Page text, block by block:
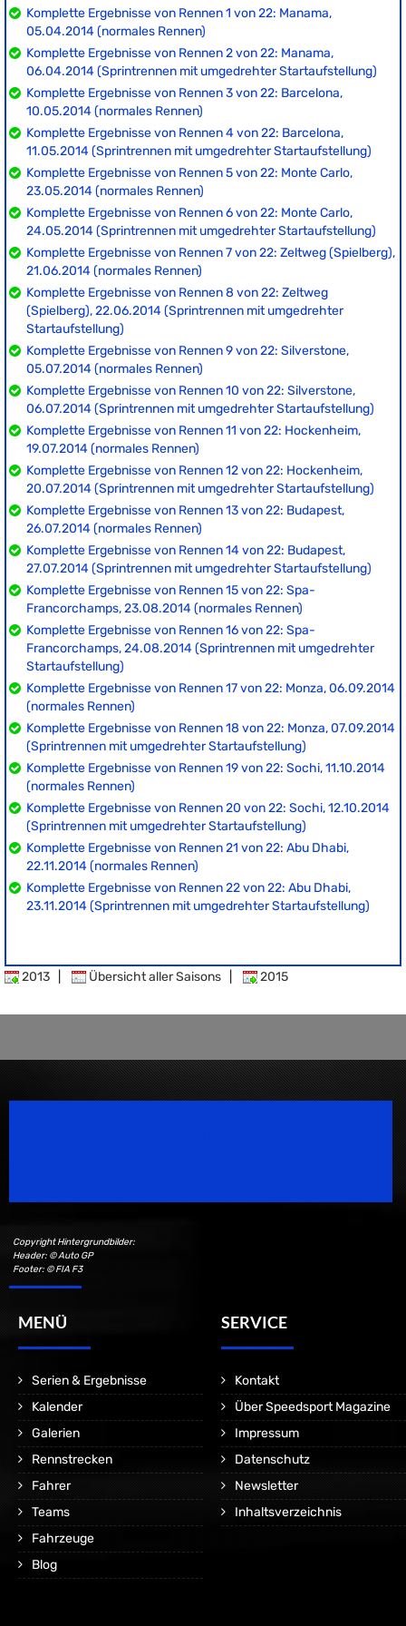
Komplette Ergebnisse von Rennen 1 von 22: Manama,
05.04.2014 (normales Rennen)
Komplette Ergebnisse von Rennen 2 von 22: Manama,
06.04.2014 (Sprintrennen mit umgedrehter Startaufstellung)
Komplette Ergebnisse von Rennen 3 von 22: Barcelona,
10.05.2014 (normales Rennen)
Komplette Ergebnisse von Rennen 4 von 22: Barcelona,
11.05.2014 (Sprintrennen mit umgedrehter Startaufstellung)
Komplette Ergebnisse von Rennen 5 von 22: Monte Carlo,
23.05.2014 (normales Rennen)
Komplette Ergebnisse von Rennen 6 von 22: Monte Carlo,
24.05.2014 (Sprintrennen mit umgedrehter Startaufstellung)
Komplette Ergebnisse von Rennen 7 von 22: Zeltweg (Spielberg),
21.06.2014 (normales Rennen)
Komplette Ergebnisse von Rennen 8 von 22: Zeltweg
(Spielberg), 22.06.2014 (Sprintrennen mit umgedrehter
Startaufstellung)
Komplette Ergebnisse von Rennen 9 von 22: Silverstone,
05.07.2014 (normales Rennen)
Komplette Ergebnisse von Rennen 10 von 22: Silverstone,
06.07.2014 (Sprintrennen mit umgedrehter Startaufstellung)
Komplette Ergebnisse von Rennen 11 von 22: Hockenheim,
19.07.2014 (normales Rennen)
Komplette Ergebnisse von Rennen 12 von 22: Hockenheim,
20.07.2014 (Sprintrennen mit umgedrehter Startaufstellung)
Komplette Ergebnisse von Rennen 13 von 22: Budapest,
26.07.2014 (normales Rennen)
Komplette Ergebnisse von Rennen 14 von 22: Budapest,
27.07.2014 (Sprintrennen mit umgedrehter Startaufstellung)
Komplette Ergebnisse von Rennen 15 von 22: Spa-
Francorchamps, 23.08.2014 (normales Rennen)
Komplette Ergebnisse von Rennen 16 von 22: Spa-
Francorchamps, 24.08.2014 (Sprintrennen mit umgedrehter
Startaufstellung)
Komplette Ergebnisse von Rennen 17 von 22: Monza, 06.09.2014
(normales Rennen)
Komplette Ergebnisse von Rennen 18 von 22: Monza, 07.09.2014
(Sprintrennen mit umgedrehter Startaufstellung)
Komplette Ergebnisse von Rennen 19 von 22: Sochi, 11.10.2014
(normales Rennen)
Komplette Ergebnisse von Rennen 20 von 22: Sochi, 12.10.2014
(Sprintrennen mit umgedrehter Startaufstellung)
Komplette Ergebnisse von Rennen 21 von 22: Abu Dhabi,
22.11.2014 (normales Rennen)
Komplette Ergebnisse von Rennen 22 von 22: Abu Dhabi,
23.11.2014 (Sprintrennen mit umgedrehter Startaufstellung)
2013 Übersicht aller Saisons 2015
Copyright Hintergrundbilder:
Header: © Auto GP
Footer: © FIA F3
MENÜ
Serien & Ergebnisse
Kalender
Galerien
Rennstrecken
Fahrer
Teams
Fahrzeuge
Blog
SERVICE
Kontakt
Über Speedsport Magazine
Impressum
Datenschutz
Newsletter
Inhaltsverzeichnis